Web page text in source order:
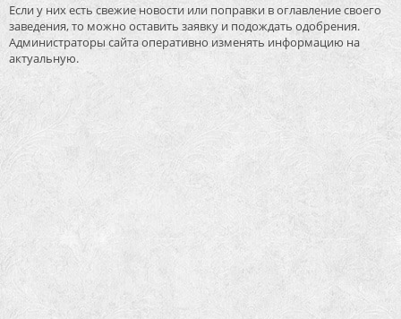
Если у них есть свежие новости или поправки в оглавление своего
заведения, то можно оставить заявку и подождать одобрения.
Администраторы сайта оперативно изменять информацию на
актуальную.